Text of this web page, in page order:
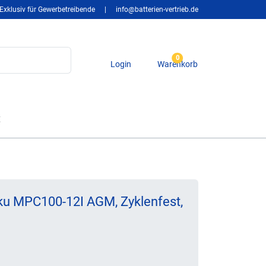
Exklusiv für Gewerbetreibende info@batterien-vertrieb.de
Login
0
Warenkorb
MPC100-12I AGM, Zyklenfest,